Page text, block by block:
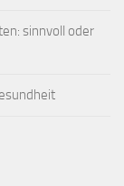
sinnvoll oder